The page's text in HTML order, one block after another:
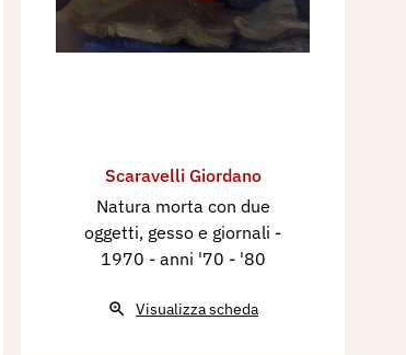
Scaravelli Giordano
Natura morta con due
oggetti, gesso e giornali -
1970 - anni '70 - '80
Visualizza scheda